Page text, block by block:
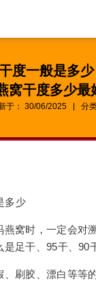
度一般是多
窝干度多少最
于： 30/06/2025 分
燕窝时，一定会对
足干、95干、90
刷胶、漂白等等